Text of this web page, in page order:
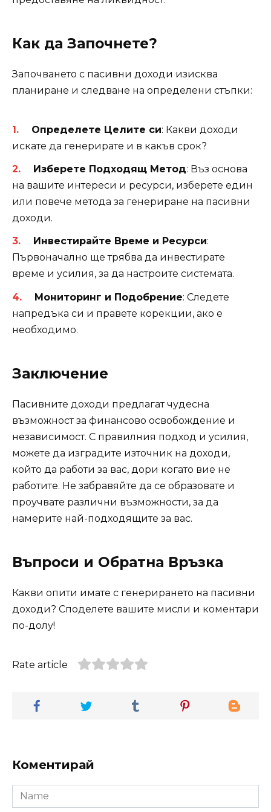
Как да Започнете?
Започването с пасивни доходи изисква
планиране и следване на определени стъпки:
Определете Целите си: Какви доходи
искате да генерирате и в какъв срок?
Изберете Подходящ Метод: Въз основа
на вашите интереси и ресурси, изберете един
или повече метода за генериране на пасивни
доходи.
Инвестирайте Време и Ресурси:
Първоначално ще трябва да инвестирате
време и усилия, за да настроите системата.
Мониторинг и Подобрение: Следете
напредъка си и правете корекции, ако е
необходимо.
Заключение
Пасивните доходи предлагат чудесна
възможност за финансово освобождение и
независимост. С правилния подход и усилия,
можете да изградите източник на доходи,
който да работи за вас, дори когато вие не
работите. Не забравяйте да се образовате и
проучвате различни възможности, за да
намерите най-подходящите за вас.
Въпроси и Обратна Връзка
Какви опити имате с генерирането на пасивни
доходи? Споделете вашите мисли и коментари
по-долу!
Rate article
Коментирай
Name
*